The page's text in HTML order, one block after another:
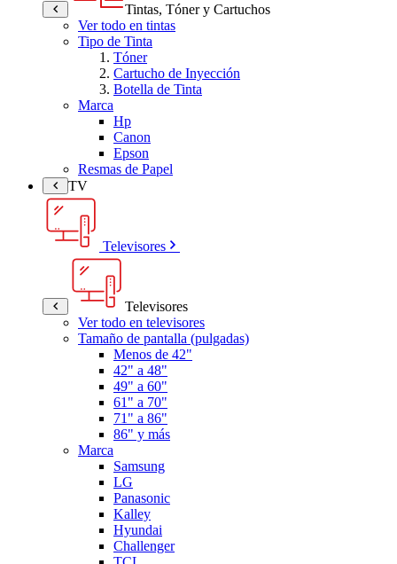
Tintas, Tóner y Cartuchos
Ver todo en tintas
Tipo de Tinta
Tóner
Cartucho de Inyección
Botella de Tinta
Marca
Hp
Canon
Epson
Resmas de Papel
TV
Televisores
Televisores
Ver todo en televisores
Tamaño de pantalla (pulgadas)
Menos de 42"
42" a 48"
49" a 60"
61" a 70"
71" a 86"
86" y más
Marca
Samsung
LG
Panasonic
Kalley
Hyundai
Challenger